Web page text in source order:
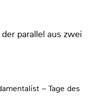
parallel aus zwei
– Tage des